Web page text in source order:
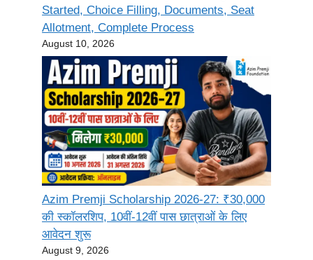
Started, Choice Filling, Documents, Seat
Allotment, Complete Process
August 10, 2026
Azim Premji Scholarship 2026-27: ₹30,000
की स्कॉलरशिप, 10वीं-12वीं पास छात्राओं के लिए
आवेदन शुरू
August 9, 2026